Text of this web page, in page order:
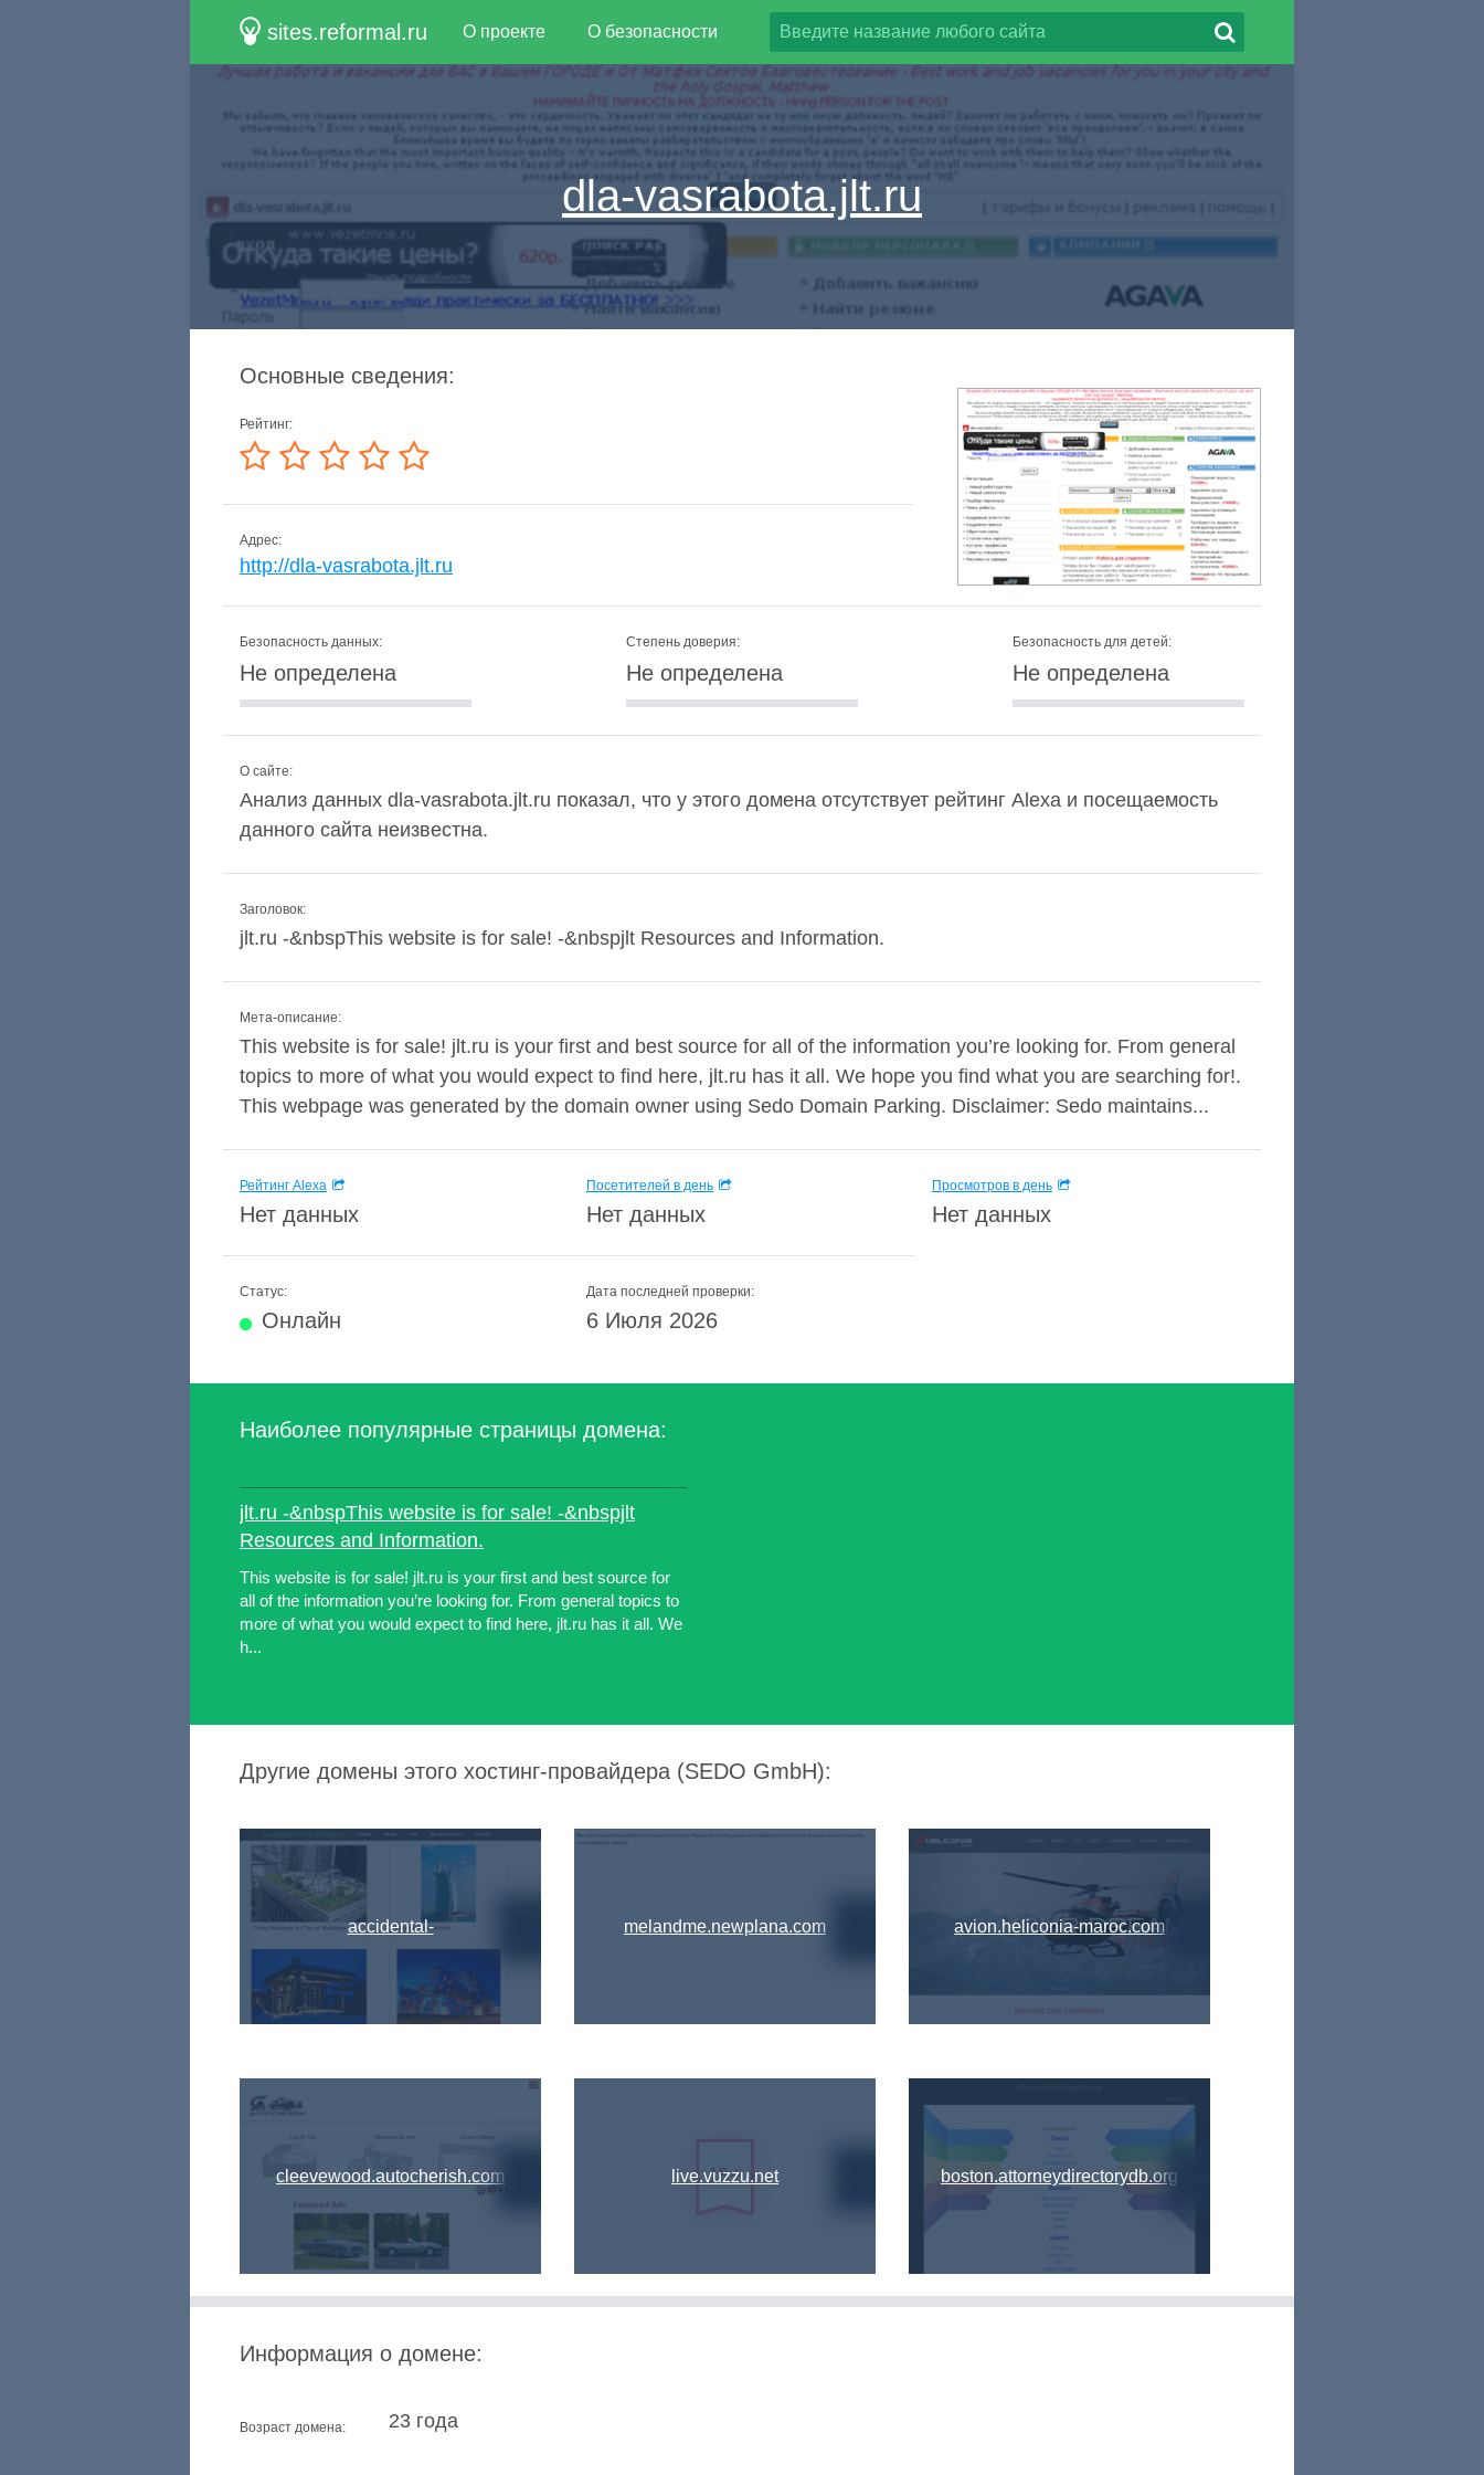
sites.reformal.ru О проекте О безопасности
dla-vasrabota.jlt.ru
Основные сведения:
Рейтинг:
Адрес:
http://dla-vasrabota.jlt.ru
Безопасность данных:
Не определена
Степень доверия:
Не определена
Безопасность для детей:
Не определена
О сайте:
Анализ данных dla-vasrabota.jlt.ru показал, что у этого домена отсутствует рейтинг Alexa и посещаемость
данного сайта неизвестна.
Заголовок:
jlt.ru -&nbspThis website is for sale! -&nbspjlt Resources and Information.
Мета-описание:
This website is for sale! jlt.ru is your first and best source for all of the information you’re looking for. From general
topics to more of what you would expect to find here, jlt.ru has it all. We hope you find what you are searching for!.
This webpage was generated by the domain owner using Sedo Domain Parking. Disclaimer: Sedo maintains...
Рейтинг Alexa
Нет данных
Посетителей в день
Нет данных
Просмотров в день
Нет данных
Статус:
Онлайн
Дата последней проверки:
6 Июля 2026
Наиболее популярные страницы домена:
jlt.ru -&nbspThis website is for sale! -&nbspjlt
Resources and Information.
This website is for sale! jlt.ru is your first and best source for
all of the information you’re looking for. From general topics to
more of what you would expect to find here, jlt.ru has it all. We
h...
Другие домены этого хостинг-провайдера (SEDO GmbH):
accidental-
cleevewood.autocherish.com
melandme.newplana.com
live.vuzzu.net
avion.heliconia-maroc.com
boston.attorneydirectorydb.org
Информация о домене:
Возраст домена: 23 года